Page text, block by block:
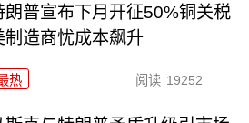
朗普宣布下月开征50%铜关税
制造商忧成本飙升
热 阅读 19252